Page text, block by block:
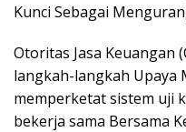
Kunci Sebagai
Otoritas Jasa Keuangan
langkah-langkah Upaya
memperketat sistem uji
bekerja sama Bersama